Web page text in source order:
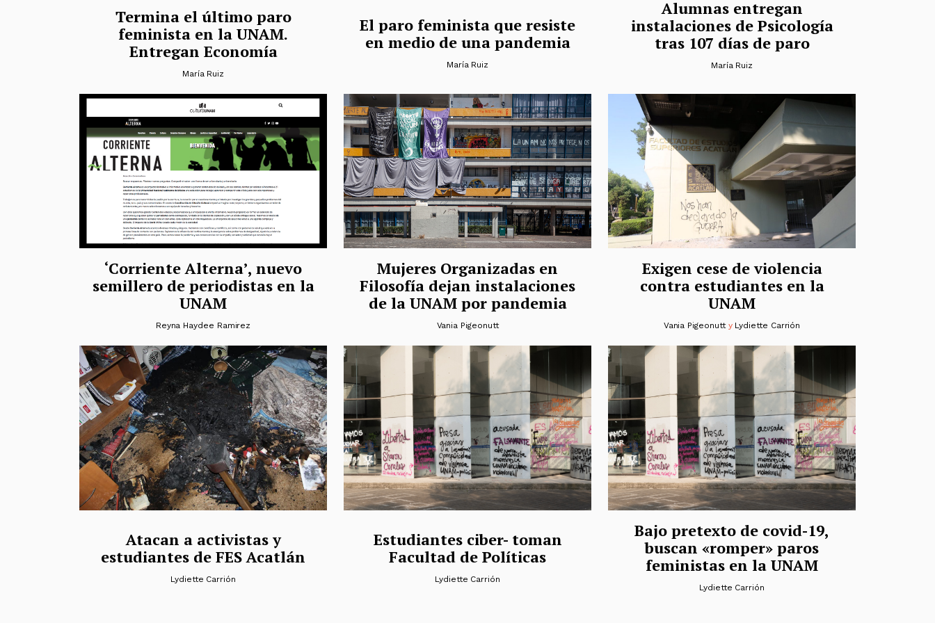
Termina el último paro
feminista en la UNAM.
Entregan Economía
María Ruiz
El paro feminista que resiste
en medio de una pandemia
María Ruiz
Alumnas entregan
instalaciones de Psicología
tras 107 días de paro
María Ruiz
‘Corriente Alterna’, nuevo
semillero de periodistas en la
UNAM
Reyna Haydee Ramirez
Mujeres Organizadas en
Filosofía dejan instalaciones
de la UNAM por pandemia
Vania Pigeonutt
Exigen cese de violencia
contra estudiantes en la
UNAM
Vania Pigeonutty Lydiette Carrión
Atacan a activistas y
estudiantes de FES Acatlán
Lydiette Carrión
Estudiantes ciber- toman
Facultad de Políticas
Lydiette Carrión
Bajo pretexto de covid-19,
buscan «romper» paros
feministas en la UNAM
Lydiette Carrión